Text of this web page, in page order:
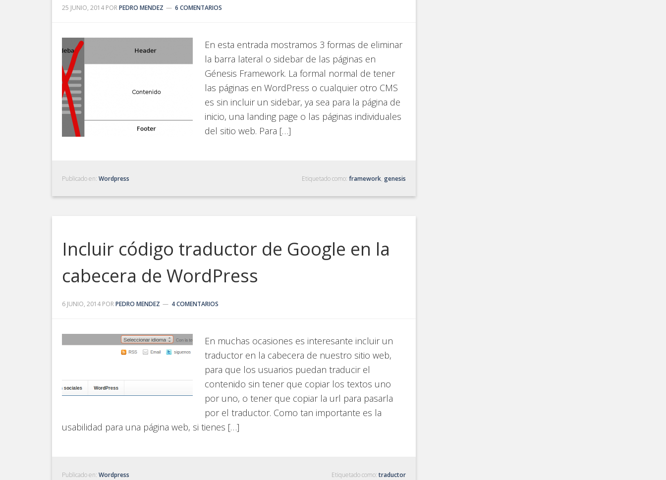
25 JUNIO, 2014 PORPEDRO MENDEZ 6 COMENTARIOS
En esta entrada mostramos 3 formas de eliminar
la barra lateral o sidebar de las páginas en
Génesis Framework. La formal normal de tener
las páginas en WordPress o cualquier otro CMS
es sin incluir un sidebar, ya sea para la página de
inicio, una landing page o las páginas individuales
del sitio web. Para […]
Publicado en: Wordpress Etiquetado como: framework, genesis
Incluir código traductor de Google en la
cabecera de WordPress
6 JUNIO, 2014 PORPEDRO MENDEZ 4 COMENTARIOS
En muchas ocasiones es interesante incluir un
traductor en la cabecera de nuestro sitio web,
para que los usuarios puedan traducir el
contenido sin tener que copiar los textos uno
por uno, o tener que copiar la url para pasarla
por el traductor. Como tan importante es la
usabilidad para una página web, si tienes […]
Publicado en: Wordpress Etiquetado como: traductor